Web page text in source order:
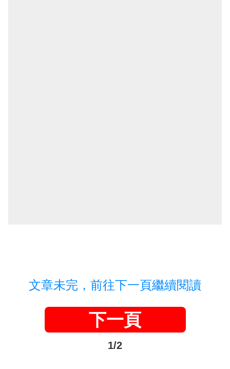
文章未完，前往下一頁繼續閱讀
下一頁
1/2